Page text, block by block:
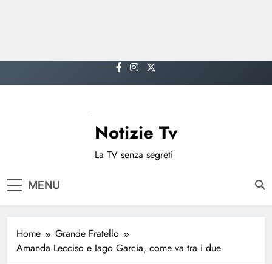
to
Notizie Tv
La TV senza segreti
MENU
Home
Grande Fratello
Amanda Lecciso e Iago Garcia, come va tra i due